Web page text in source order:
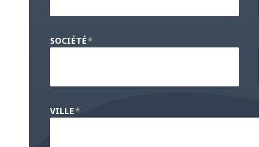
SOCIÉTÉ*
VILLE*